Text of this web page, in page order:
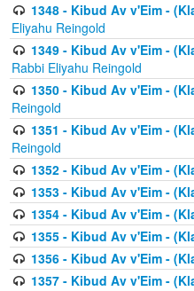
1348 - Kibud Av v'Eim -
Eliyahu Reingold
1349 - Kibud Av v'Eim -
Rabbi Eliyahu Reingold
1350 - Kibud Av v'Eim -
Reingold
1351 - Kibud Av v'Eim -
Reingold
1352 - Kibud Av v'Eim -
1353 - Kibud Av v'Eim -
1354 - Kibud Av v'Eim -
1355 - Kibud Av v'Eim -
1356 - Kibud Av v'Eim -
1357 - Kibud Av v'Eim -